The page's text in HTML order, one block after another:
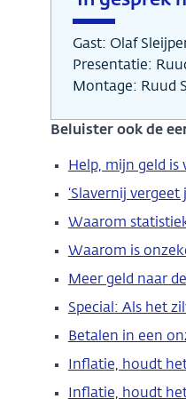
Gast: Olaf
Presentatie:
Montage: Ruud
Beluister ook de
Help, mijn geld is
‘Slavernij vergeet
Waarom
Waarom is
Meer geld naar
Special: Als het
Betalen in een
Inflatie, houdt
Inflatie, houdt